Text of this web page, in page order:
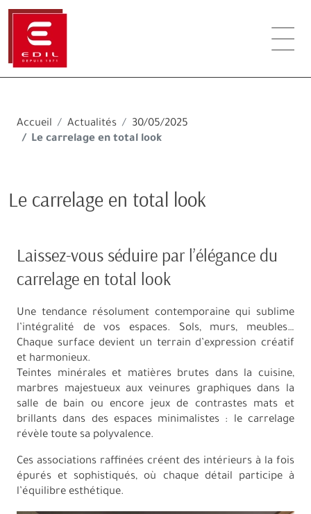
Accueil Actualités
30/05/2025
Le carrelage en total look
Le carrelage en total look
Laissez-vous séduire par l’élégance du
carrelage en total look
Une tendance résolument contemporaine qui sublime
l’intégralité de vos espaces. Sols, murs, meubles…
Chaque surface devient un terrain d’expression créatif
et harmonieux.
Teintes minérales et matières brutes dans la cuisine,
marbres majestueux aux veinures graphiques dans la
salle de bain ou encore jeux de contrastes mats et
brillants dans des espaces minimalistes : le carrelage
révèle toute sa polyvalence.
Ces associations raffinées créent des intérieurs à la fois
épurés et sophistiqués, où chaque détail participe à
l’équilibre esthétique.